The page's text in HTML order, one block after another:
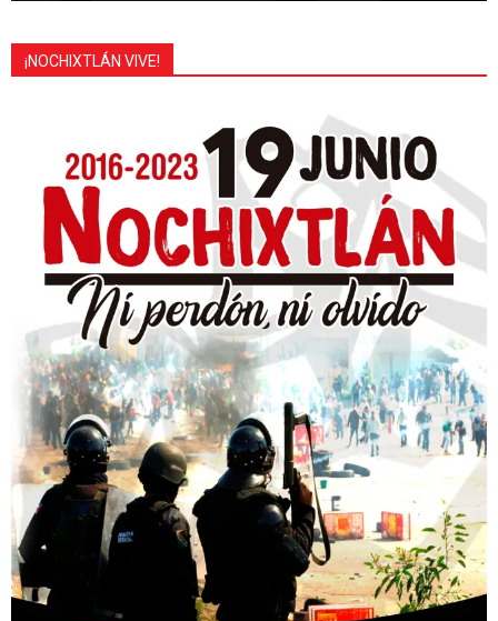
¡NOCHIXTLÁN VIVE!